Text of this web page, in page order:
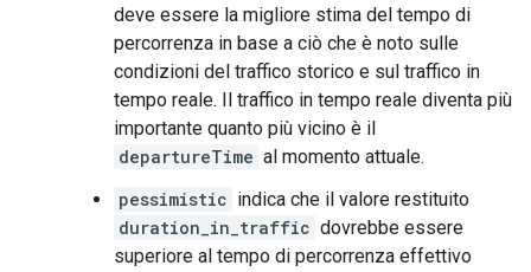
deve essere la migliore stima del tempo di
percorrenza in base a ciò che è noto sulle
condizioni del traffico storico e sul traffico in
tempo reale. Il traffico in tempo reale diventa più
importante quanto più vicino è il
departureTime al momento attuale.
pessimistic indica che il valore restituito
duration_in_traffic dovrebbe essere
superiore al tempo di percorrenza effettivo